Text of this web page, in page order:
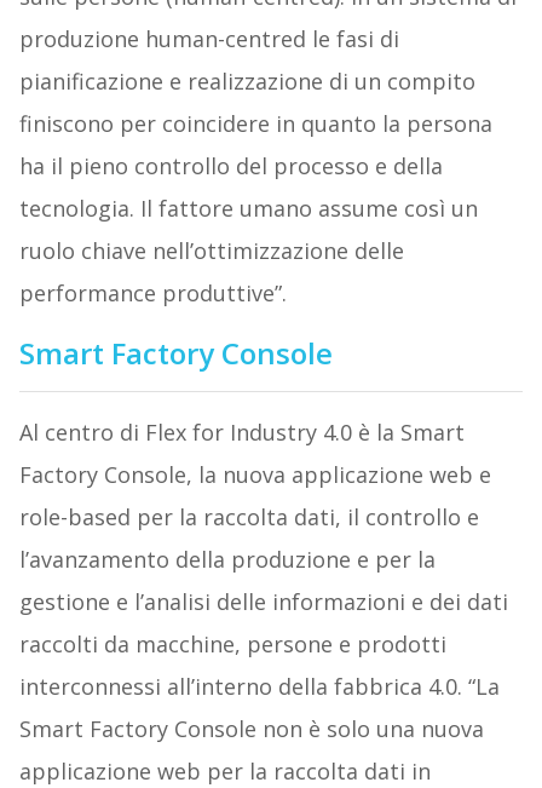
produzione human-centred le fasi di
pianificazione e realizzazione di un compito
finiscono per coincidere in quanto la persona
ha il pieno controllo del processo e della
tecnologia. Il fattore umano assume così un
ruolo chiave nell’ottimizzazione delle
performance produttive”.
Smart Factory Console
Al centro di Flex for Industry 4.0 è la Smart
Factory Console, la nuova applicazione web e
role-based per la raccolta dati, il controllo e
l’avanzamento della produzione e per la
gestione e l’analisi delle informazioni e dei dati
raccolti da macchine, persone e prodotti
interconnessi all’interno della fabbrica 4.0. “La
Smart Factory Console non è solo una nuova
applicazione web per la raccolta dati in